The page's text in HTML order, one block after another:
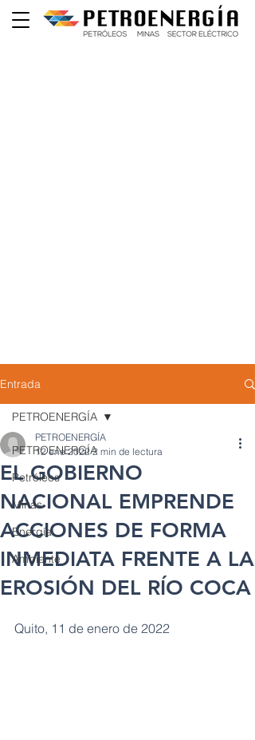
Entrada
PETROENERGÍA
Petróleos
Minas
Energía
Ambiente
PETROENERGÍA
EL GOBIERNO
NACIONAL EMPRENDE
ACCIONES DE FORMA
INMEDIATA FRENTE A LA
EROSIÓN DEL RÍO COCA
PETROENERGÍA
12 ene 2022 2 min de lectura
Quito, 11 de enero de 2022